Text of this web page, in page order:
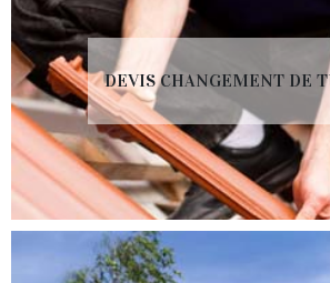
DEVIS CHANGEMENT DE